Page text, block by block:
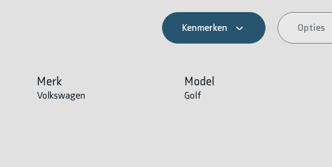
Kenmerken Opties
Merk
Volkswagen
Model
Golf